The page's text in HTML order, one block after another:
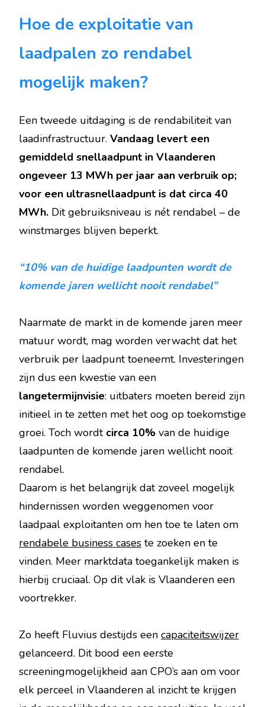
Hoe de exploitatie van
laadpalen zo rendabel
mogelijk maken?
Een tweede uitdaging is de rendabiliteit van
laadinfrastructuur. Vandaag levert een
gemiddeld snellaadpunt in Vlaanderen
ongeveer 13 MWh per jaar aan verbruik op;
voor een ultrasnellaadpunt is dat circa 40
MWh. Dit gebruiksniveau is nét rendabel – de
winstmarges blijven beperkt.
“10% van de huidige laadpunten wordt de
komende jaren wellicht nooit rendabel”
Naarmate de markt in de komende jaren meer
matuur wordt, mag worden verwacht dat het
verbruik per laadpunt toeneemt. Investeringen
zijn dus een kwestie van een
langetermijnvisie: uitbaters moeten bereid zijn
initieel in te zetten met het oog op toekomstige
groei. Toch wordt circa 10% van de huidige
laadpunten de komende jaren wellicht nooit
rendabel.
Daarom is het belangrijk dat zoveel mogelijk
hindernissen worden weggenomen voor
laadpaal exploitanten om hen toe te laten om
rendabele business cases te zoeken en te
vinden. Meer marktdata toegankelijk maken is
hierbij cruciaal. Op dit vlak is Vlaanderen een
voortrekker.
Zo heeft Fluvius destijds een capaciteitswijzer
gelanceerd. Dit bood een eerste
screeningmogelijkheid aan CPO’s aan om voor
elk perceel in Vlaanderen al inzicht te krijgen